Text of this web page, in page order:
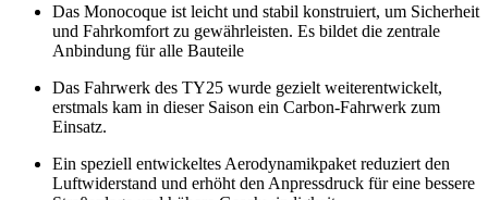
Das Monocoque ist leicht und stabil konstruiert, um Sicherheit
und Fahrkomfort zu gewährleisten. Es bildet die zentrale
Anbindung für alle Bauteile
Das Fahrwerk des TY25 wurde gezielt weiterentwickelt,
erstmals kam in dieser Saison ein Carbon-Fahrwerk zum
Einsatz.
Ein speziell entwickeltes Aerodynamikpaket reduziert den
Luftwiderstand und erhöht den Anpressdruck für eine bessere